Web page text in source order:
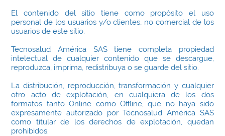
El contenido del sitio tiene como propósito el uso
personal de los usuarios y/o clientes, no comercial de los
usuarios de este sitio.
Tecnosalud América SAS tiene completa propiedad
intelectual de cualquier contenido que se descargue,
reproduzca, imprima, redistribuya o se guarde del sitio.
La distribución, reproducción, transformación y cualquier
otro acto de explotación, en cualquiera de los dos
formatos tanto Online como Offline, que no haya sido
expresamente autorizado por Tecnosalud América SAS
como titular de los derechos de explotación, quedan
prohibidos.